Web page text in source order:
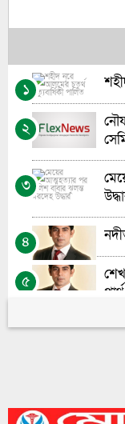
৭
৮
৯
১০
১
২
৩
৪
৫
পার্থ